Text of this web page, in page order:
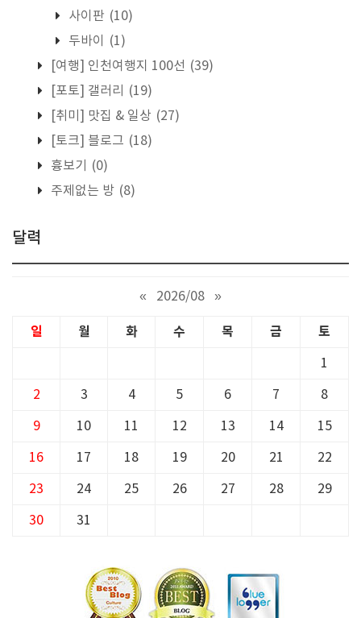
사이판 (10)
두바이
(1)
[여행] 인천여행지 100선 (39)
[포토] 갤러리
(19)
[취미] 맛집 & 일상 (27)
[토크] 블로그 (18)
흉보기
(0)
주제없는 방 (8)
달력
« 2026/08 »
일 월 화 수 목 금 토
1
2 3 4 5 6 7 8
9 10 11 12 13 14 15
16 17 18 19 20 21 22
23 24 25 26 27 28 29
30 31